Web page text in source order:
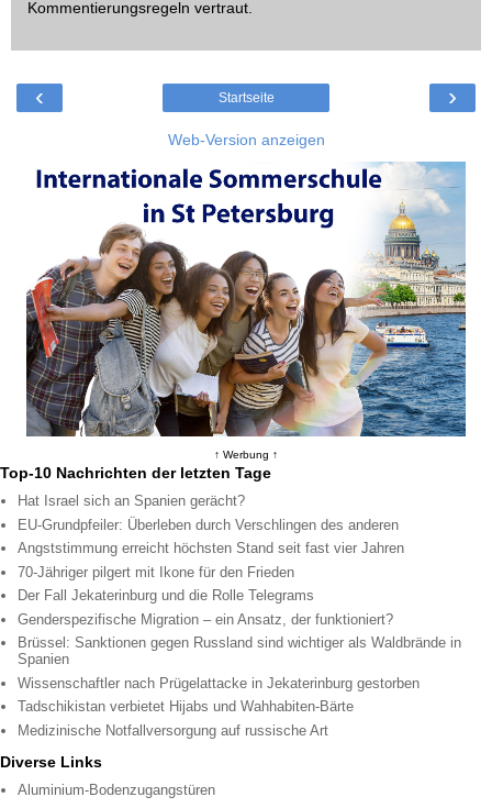
Kommentierungsregeln vertraut.
‹ ›
Startseite
Web-Version anzeigen
↑ Werbung ↑
Top-10 Nachrichten der letzten Tage
Hat Israel sich an Spanien gerächt?
EU-Grundpfeiler: Überleben durch Verschlingen des anderen
Angststimmung erreicht höchsten Stand seit fast vier Jahren
70-Jähriger pilgert mit Ikone für den Frieden
Der Fall Jekaterinburg und die Rolle Telegrams
Genderspezifische Migration – ein Ansatz, der funktioniert?
Brüssel: Sanktionen gegen Russland sind wichtiger als Waldbrände in
Spanien
Wissenschaftler nach Prügelattacke in Jekaterinburg gestorben
Tadschikistan verbietet Hijabs und Wahhabiten-Bärte
Medizinische Notfallversorgung auf russische Art
Diverse Links
Aluminium-Bodenzugangstüren